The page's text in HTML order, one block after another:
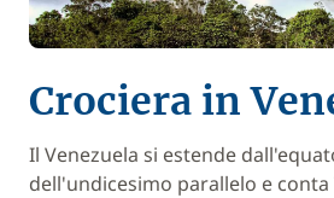
Crociera in
Il Venezuela si estende
dell'undicesimo parallelo e conta